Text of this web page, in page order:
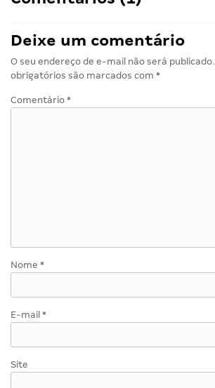
Deixe um comentário
O seu endereço de e-mail não será publicado.
obrigatórios são marcados com *
Comentário *
Nome *
E-mail *
Site